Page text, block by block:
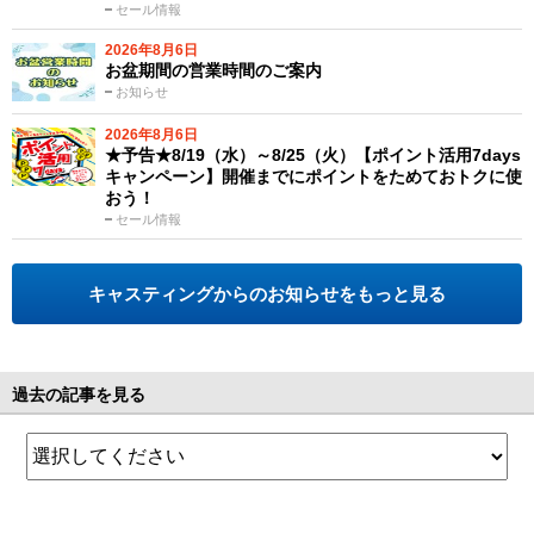
セール情報
2026年8月6日
お知らせ
お盆期間の営業時間のご案内
2026年8月6日
セール情報
★予告★8/19（水）～8/25（火）【ポイント活用7days
キャンペーン】開催までにポイントをためておトクに使
おう！
キャスティングからのお知らせをもっと見る
過去の記事を見る